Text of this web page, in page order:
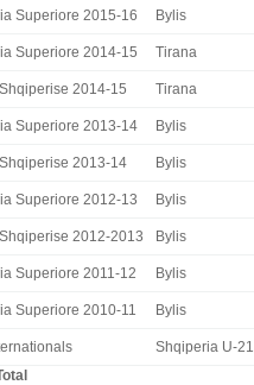
Superiore 2015-16 Bylis
Superiore 2014-15 Tirana
2014-15 Tirana
Superiore 2013-14 Bylis
2013-14 Bylis
Superiore 2012-13 Bylis
2012-2013 Bylis
Superiore 2011-12 Bylis
Superiore 2010-11 Bylis
Shqiperia U-21